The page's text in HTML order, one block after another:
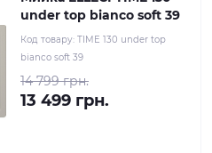
under top bianco soft 39
Код товару: TIME 130 under top
bianco soft 39
14 799 грн.
13 499 грн.